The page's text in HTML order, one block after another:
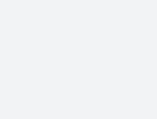
本人或其有聯繫者並未擔任本研究報
市值的1％或以上的任何財務權益，在
。本公司員工均非該上市公司的僱